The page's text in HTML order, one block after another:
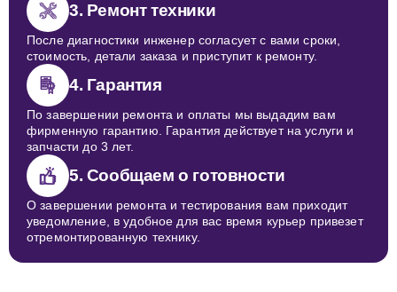
3. Ремонт техники
После диагностики инженер согласует с вами сроки,
стоимость, детали заказа и приступит к ремонту.
4. Гарантия
По завершении ремонта и оплаты мы выдадим вам
фирменную гарантию. Гарантия действует на услуги и
запчасти до 3 лет.
5. Сообщаем о готовности
О завершении ремонта и тестирования вам приходит
уведомление, в удобное для вас время курьер привезет
отремонтированную технику.